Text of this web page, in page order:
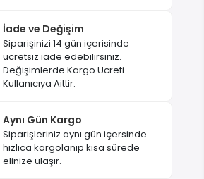
İade ve Değişim
Siparişinizi 14 gün içerisinde
ücretsiz iade edebilirsiniz.
Değişimlerde Kargo Ücreti
Kullanıcıya Aittir.
Aynı Gün Kargo
Siparişleriniz aynı gün içersinde
hızlıca kargolanıp kısa sürede
elinize ulaşır.